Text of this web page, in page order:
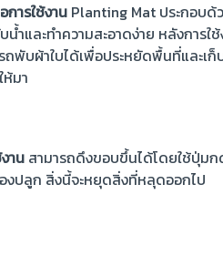
การใช้งาน Planting Mat ประกอบด้
น้ำและทำความสะอาดง่าย หลังการใช้
ถพับผ้าใบได้เพื่อประหยัดพื้นที่และเก็
ห้มา
าน สามารถดึงขอบขึ้นได้โดยใช้ปุ่ม
งปลูก สิ่งนี้จะหยุดสิ่งที่หลุดออกไป